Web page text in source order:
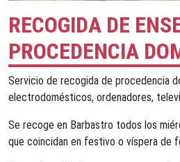
RECOGIDA DE
PROCEDENCIA
Servicio de recogida de procedencia
electrodomésticos, ordenadores,
Se recoge en Barbastro todos los
que coincidan en festivo o víspera de